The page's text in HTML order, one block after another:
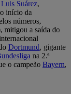
Luis Suárez,
início da
números,
mitigou a saída do
Dortmund, gigante
na 2.ª
o campeão Bayern,